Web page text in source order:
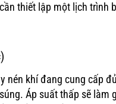
thiết lập một lịch trình
nén khí đang cung cấp
Áp suất thấp sẽ làm